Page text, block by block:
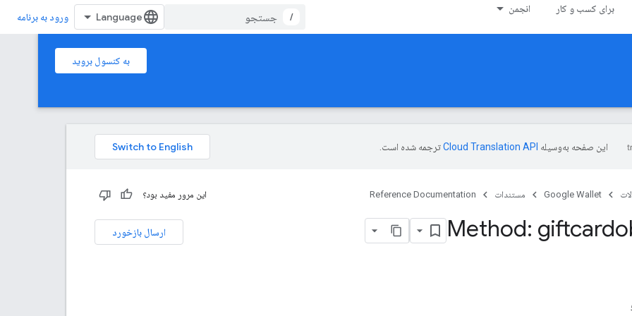
برای کسب و کار انجمن
/ ورود به برنامه
به کنسول بروید
این صفحه به‌وسیله ترجمه شده است.
Google Wallet مستندات Reference Documentation این مرور مفید بود؟
ارسال بازخورد Method: